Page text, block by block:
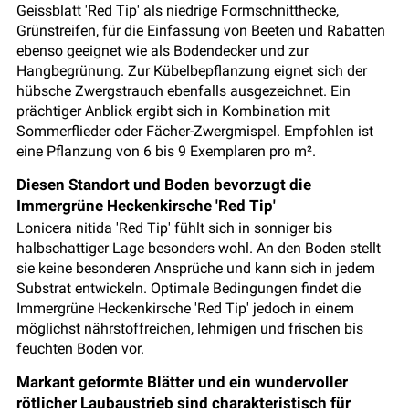
Geissblatt 'Red Tip' als niedrige Formschnitthecke,
Grünstreifen, für die Einfassung von Beeten und Rabatten
ebenso geeignet wie als Bodendecker und zur
Hangbegrünung. Zur Kübelbepflanzung eignet sich der
hübsche Zwergstrauch ebenfalls ausgezeichnet. Ein
prächtiger Anblick ergibt sich in Kombination mit
Sommerflieder oder Fächer-Zwergmispel. Empfohlen ist
eine Pflanzung von 6 bis 9 Exemplaren pro m².
Diesen Standort und Boden bevorzugt die
Immergrüne Heckenkirsche 'Red Tip'
Lonicera nitida 'Red Tip' fühlt sich in sonniger bis
halbschattiger Lage besonders wohl. An den Boden stellt
sie keine besonderen Ansprüche und kann sich in jedem
Substrat entwickeln. Optimale Bedingungen findet die
Immergrüne Heckenkirsche 'Red Tip' jedoch in einem
möglichst nährstoffreichen, lehmigen und frischen bis
feuchten Boden vor.
Markant geformte Blätter und ein wundervoller
rötlicher Laubaustrieb sind charakteristisch für